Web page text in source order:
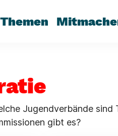
Themen
Jugendverbände sind
gibt es?